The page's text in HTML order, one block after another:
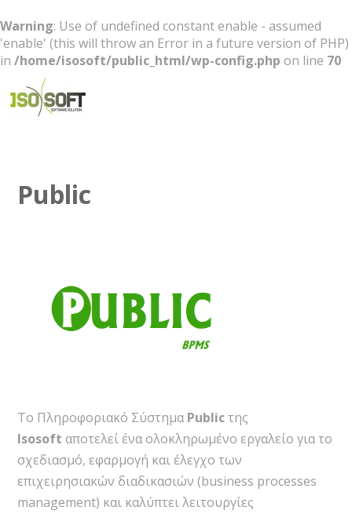
Warning: Use of undefined constant enable - assumed
'enable' (this will throw an Error in a future version of PHP)
in /home/isosoft/public_html/wp-config.php on line 70
Public
Το Πληροφοριακό Σύστημα Publicτης
Isosoft αποτελεί ένα ολοκληρωμένο εργαλείο για το
σχεδιασμό, εφαρμογή και έλεγχο των
επιχειρησιακών διαδικασιών (business processes
management) και καλύπτει λειτουργίες